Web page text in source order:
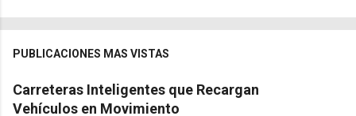
PUBLICACIONES MAS VISTAS
Carreteras Inteligentes que Recargan
Vehículos en Movimiento